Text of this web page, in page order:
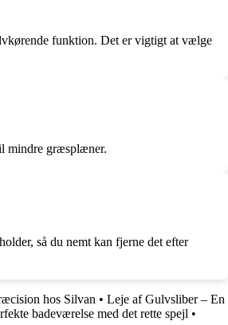
funktion. Det er vigtigt at vælge
mindre græsplæner.
så du nemt kan fjerne det efter
hos Silvan • Leje af Gulvsliber – En
badeværelse med det rette spejl •